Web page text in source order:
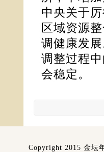
中央关于
区域资源
调健康发
调整过程
会稳定。
Copyright 2015 金坛